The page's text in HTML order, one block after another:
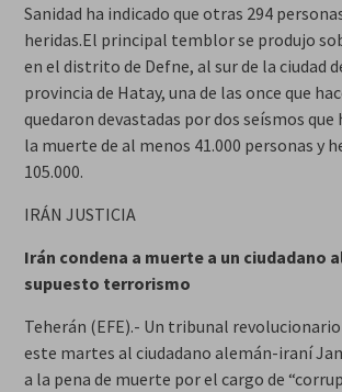
Sanidad ha indicado que otras 294
heridas.El principal temblor se produjo
en el distrito de Defne, al sur de la ciudad
provincia de Hatay, una de las once que
quedaron devastadas por dos seísmos que
la muerte de al menos 41.000 personas y
105.000.
IRÁN JUSTICIA
Irán condena a muerte a un ciudadano
supuesto terrorismo
Teherán (EFE).- Un tribunal
este martes al ciudadano alemán-iraní
a la pena de muerte por el cargo de